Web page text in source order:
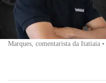
Marques, comentarista da Itatiaia •